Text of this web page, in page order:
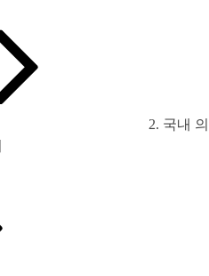
2. 국내 의